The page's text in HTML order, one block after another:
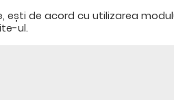
ești de acord cu utilizarea
ul.